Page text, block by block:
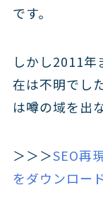
です。
しかし2011
在は不明でし
は噂の域を出
＞＞＞SEO再
をダウンロー